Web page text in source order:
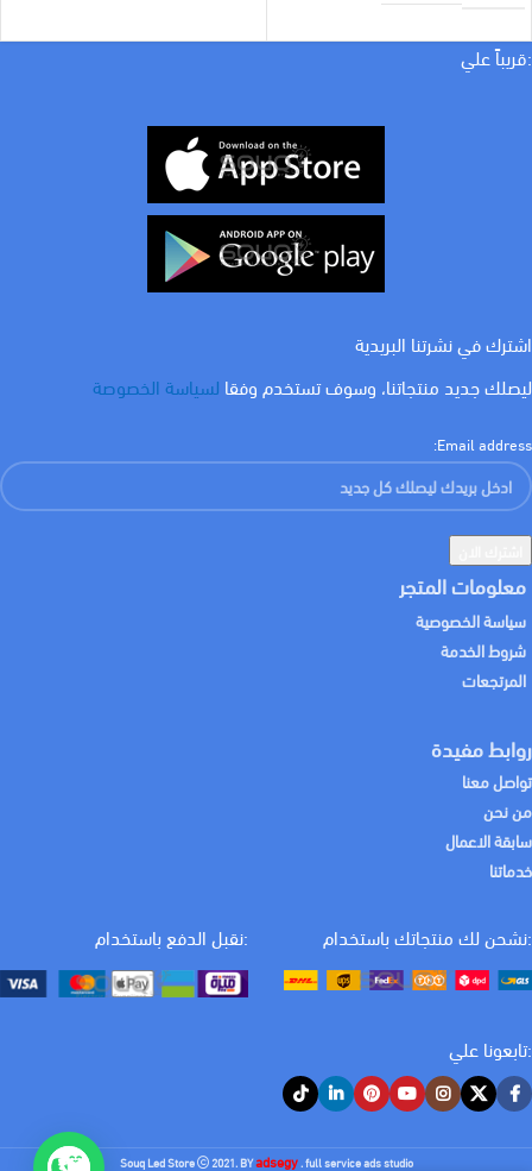
الأبعاد 5 × 60 سنتيميتر
خامة المنتج معدن
:قريباً علي
اشترك في نشرتنا البريدية
ليصلك جديد منتجاتنا، وسوف تستخدم وفقا لسياسة الخصوصة
Email address:
معلومات المتجر
سياسة الخصوصية
شروط الخدمة
المرتجعات
روابط مفيدة
تواصل معنا
من نحن
سابقة الاعمال
خدماتنا
:نقبل الدفع باستخدام :نشحن لك منتجاتك باستخدام
:تابعونا علي
Souq Led Store 2021. BYadsegy. full service ads studio